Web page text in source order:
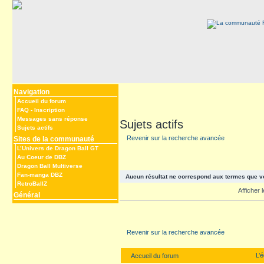
Navigation
Accueil du forum
FAQ - Inscription
Messages sans réponse
Sujets actifs
Sites de la communauté
L’Univers de Dragon Ball GT
Au Coeur de DBZ
Dragon Ball Multiverse
Fan-manga DBZ
RetroBallZ
Général
Sujets actifs
Revenir sur la recherche avancée
Aucun résultat ne correspond aux termes que
Afficher
Revenir sur la recherche avancée
Accueil du forum